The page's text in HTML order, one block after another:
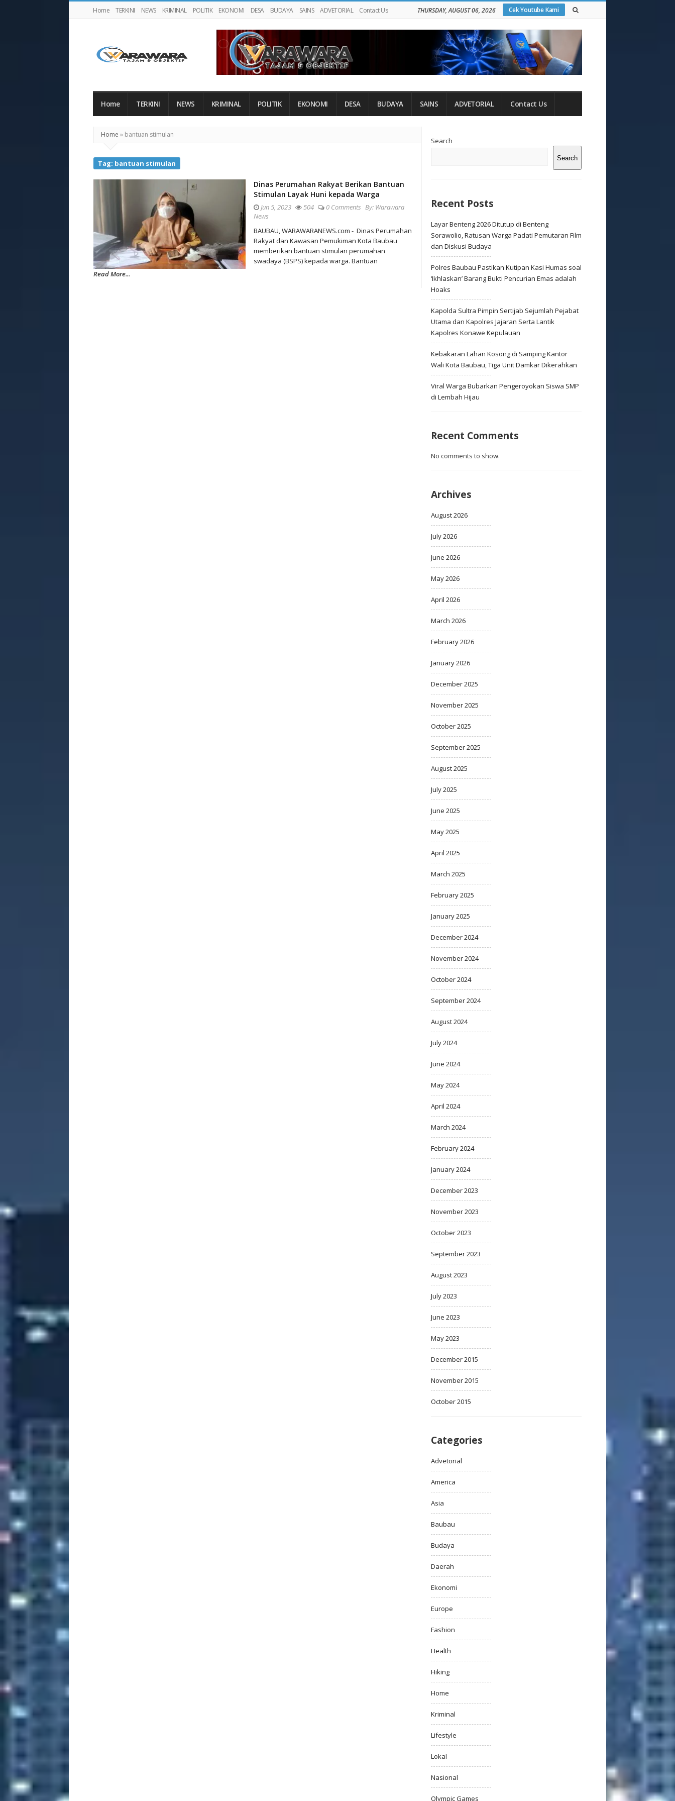
Home TERKINI NEWS KRIMINAL POLITIK EKONOMI DESA BUDAYA SAINS ADVETORIAL Contact Us Cek Youtube Kami
THURSDAY, AUGUST 06, 2026
Home TERKINI NEWS KRIMINAL POLITIK EKONOMI DESA BUDAYA SAINS ADVETORIAL Contact Us
Home » bantuan stimulan
Tag: bantuan stimulan
Dinas Perumahan Rakyat Berikan Bantuan
Stimulan Layak Huni kepada Warga
Jun 5, 2023 504 0 Comments By: Warawara
News
BAUBAU, WARAWARANEWS.com - Dinas Perumahan
Rakyat dan Kawasan Pemukiman Kota Baubau
memberikan bantuan stimulan perumahan
swadaya (BSPS) kepada warga. Bantuan
Read More...
Sidebar
Search
Search
Recent Posts
Layar Benteng 2026 Ditutup di Benteng
Sorawolio, Ratusan Warga Padati Pemutaran Film
dan Diskusi Budaya
Polres Baubau Pastikan Kutipan Kasi Humas soal
‘Ikhlaskan’ Barang Bukti Pencurian Emas adalah
Hoaks
Kapolda Sultra Pimpin Sertijab Sejumlah Pejabat
Utama dan Kapolres Jajaran Serta Lantik
Kapolres Konawe Kepulauan
Kebakaran Lahan Kosong di Samping Kantor
Wali Kota Baubau, Tiga Unit Damkar Dikerahkan
Viral Warga Bubarkan Pengeroyokan Siswa SMP
di Lembah Hijau
Recent Comments
No comments to show.
Archives
August 2026
July 2026
June 2026
May 2026
April 2026
March 2026
February 2026
January 2026
December 2025
November 2025
October 2025
September 2025
August 2025
July 2025
June 2025
May 2025
April 2025
March 2025
February 2025
January 2025
December 2024
November 2024
October 2024
September 2024
August 2024
July 2024
June 2024
May 2024
April 2024
March 2024
February 2024
January 2024
December 2023
November 2023
October 2023
September 2023
August 2023
July 2023
June 2023
May 2023
December 2015
November 2015
October 2015
Categories
Advetorial
America
Asia
Baubau
Budaya
Daerah
Ekonomi
Europe
Fashion
Health
Hiking
Home
Kriminal
Lifestyle
Lokal
Nasional
Olympic Games